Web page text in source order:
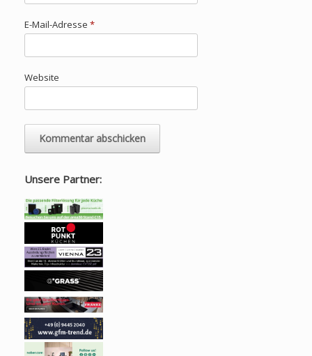
E-Mail-Adresse *
Website
Unsere Partner: